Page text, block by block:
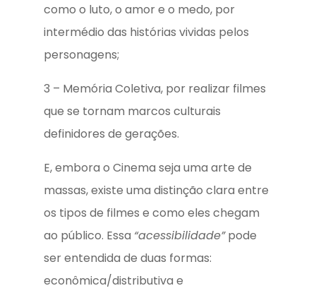
como o luto, o amor e o medo, por
intermédio das histórias vividas pelos
personagens;
3 – Memória Coletiva, por realizar filmes
que se tornam marcos culturais
definidores de gerações.
E, embora o Cinema seja uma arte de
massas, existe uma distinção clara entre
os tipos de filmes e como eles chegam
ao público. Essa “acessibilidade”pode
ser entendida de duas formas:
econômica/distributiva e